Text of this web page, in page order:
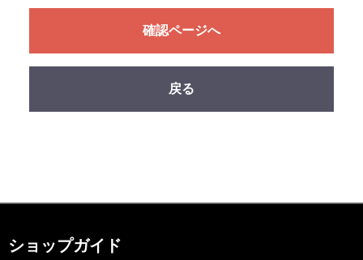
確認ページへ
戻る
ショップガイド